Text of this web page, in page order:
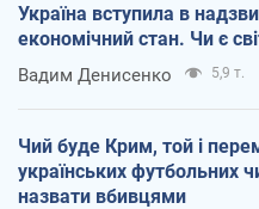
Україна вступила в
економічний стан. Чи є
Вадим Денисенко 5,9 т.
Чий буде Крим, той і
українських футбольних
назвати вбивцями